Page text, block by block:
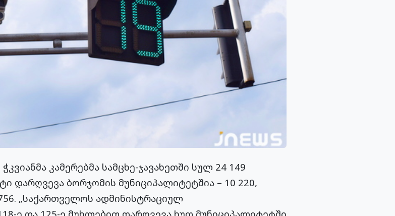
კამერებმა სამცხე-ჯავახეთში სულ 24 149
დარღვევა ბორჯომის მუნიციპალიტეტშია – 10 220,
„საქართველოს ადმინისტრაციულ